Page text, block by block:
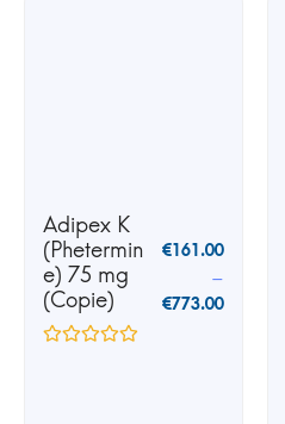
Adipex K
(Phetermin
e) 75 mg
(Copie)
€161.00
–
€773.00